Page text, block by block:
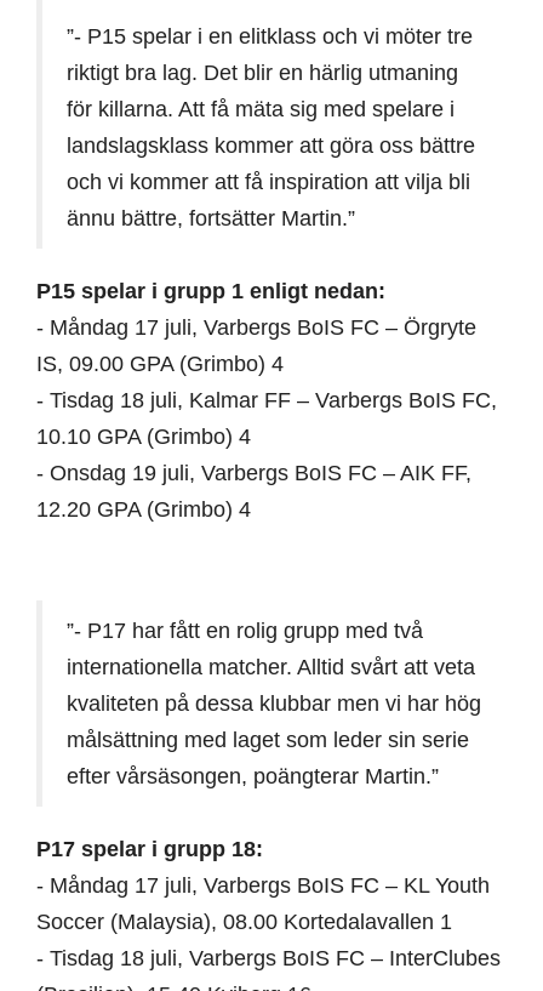
”- P15 spelar i en elitklass och vi möter tre
riktigt bra lag. Det blir en härlig utmaning
för killarna. Att få mäta sig med spelare i
landslagsklass kommer att göra oss bättre
och vi kommer att få inspiration att vilja bli
ännu bättre, fortsätter Martin.”
P15 spelar i grupp 1 enligt nedan:
- Måndag 17 juli, Varbergs BoIS FC – Örgryte
IS, 09.00 GPA (Grimbo) 4
- Tisdag 18 juli, Kalmar FF – Varbergs BoIS FC,
10.10 GPA (Grimbo) 4
- Onsdag 19 juli, Varbergs BoIS FC – AIK FF,
12.20 GPA (Grimbo) 4
”- P17 har fått en rolig grupp med två
internationella matcher. Alltid svårt att veta
kvaliteten på dessa klubbar men vi har hög
målsättning med laget som leder sin serie
efter vårsäsongen, poängterar Martin.”
P17 spelar i grupp 18:
- Måndag 17 juli, Varbergs BoIS FC – KL Youth
Soccer (Malaysia), 08.00 Kortedalavallen 1
- Tisdag 18 juli, Varbergs BoIS FC – InterClubes